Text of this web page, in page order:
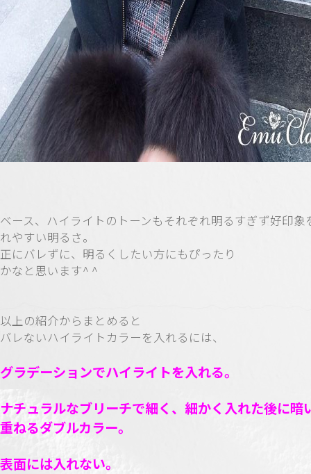
ベース、ハイライトのトーンもそれぞれ明るすぎず好印象
れやすい明るさ。
正にバレずに、明るくしたい方にもぴったり
かなと思います^ ^
以上の紹介からまとめると
バレないハイライトカラーを入れるには、
グラデーションでハイライトを入れる。
ナチュラルなブリーチで細く、細かく入れた後に暗
重ねるダブルカラー。
表面には入れない。